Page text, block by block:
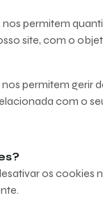
permitem
site, com o
permitem
com o
os